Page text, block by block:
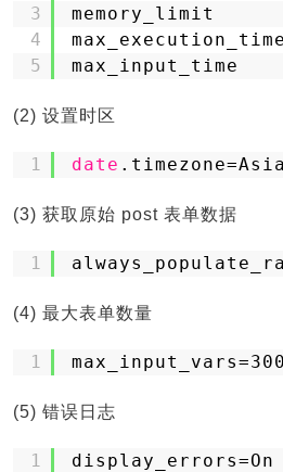
3
4
5
memory_limit
max_input_time
(2) 设置时区
1 date .timezone=Asia
(3) 获取原始 post 表单数据
1
(4) 最大表单数量
1
(5) 错误日志
1
display_errors=On